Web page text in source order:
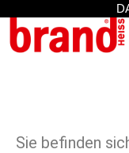
Sie befinden